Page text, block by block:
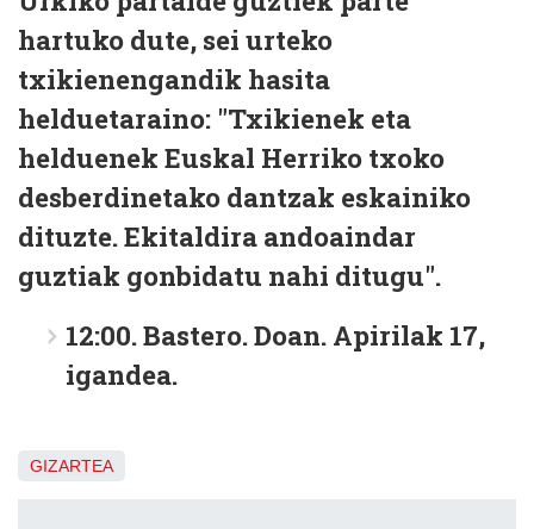
hartuko dute, sei urteko
txikienengandik hasita
helduetaraino: "Txikienek eta
helduenek Euskal Herriko txoko
desberdinetako dantzak eskainiko
dituzte. Ekitaldira andoaindar
guztiak gonbidatu nahi ditugu".
12:00. Bastero. Doan. Apirilak 17,
igandea.
GIZARTEA